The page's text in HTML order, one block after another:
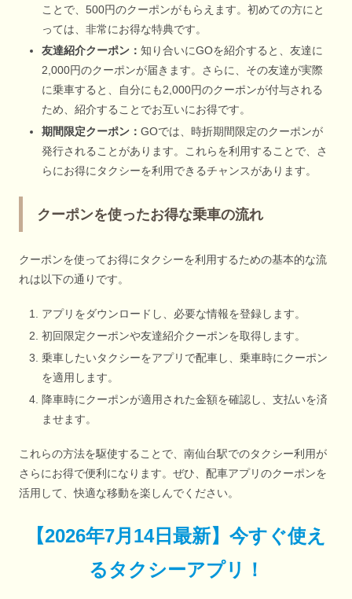
ことで、500円のクーポンがもらえます。初めての方にと
っては、非常にお得な特典です。
友達紹介クーポン： 知り合いにGOを紹介すると、友達に
2,000円のクーポンが届きます。さらに、その友達が実際
に乗車すると、自分にも2,000円のクーポンが付与される
ため、紹介することでお互いにお得です。
期間限定クーポン： GOでは、時折期間限定のクーポンが
発行されることがあります。これらを利用することで、さ
らにお得にタクシーを利用できるチャンスがあります。
クーポンを使ったお得な乗車の流れ
クーポンを使ってお得にタクシーを利用するための基本的な流
れは以下の通りです。
アプリをダウンロードし、必要な情報を登録します。
初回限定クーポンや友達紹介クーポンを取得します。
乗車したいタクシーをアプリで配車し、乗車時にクーポン
を適用します。
降車時にクーポンが適用された金額を確認し、支払いを済
ませます。
これらの方法を駆使することで、南仙台駅でのタクシー利用が
さらにお得で便利になります。ぜひ、配車アプリのクーポンを
活用して、快適な移動を楽しんでください。
【2026年7月14日最新】 今すぐ使え
るタクシーアプリ！